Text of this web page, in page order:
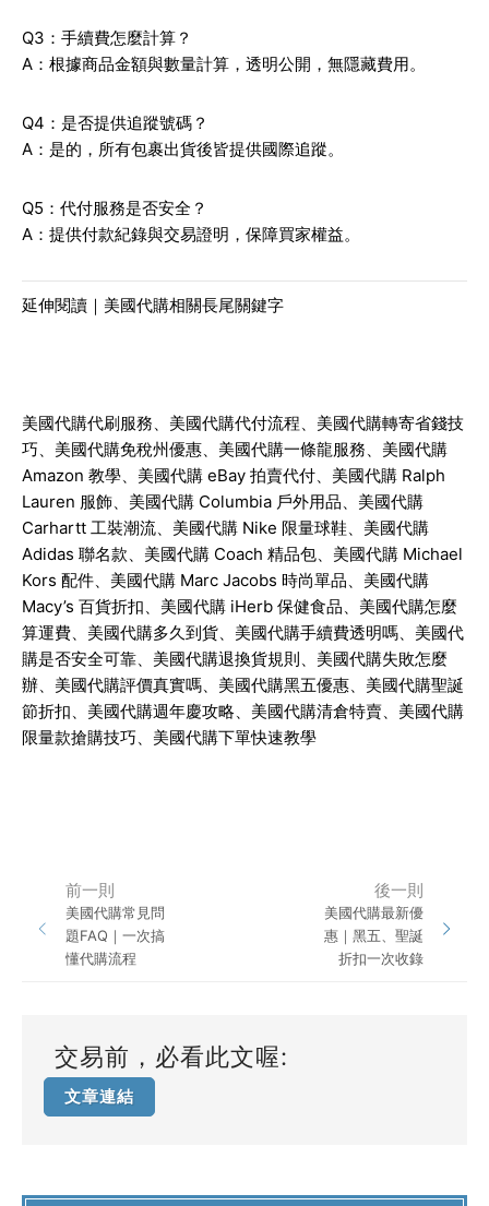
Q3：手續費怎麼計算？
A：根據商品金額與數量計算，透明公開，無隱藏費用。
Q4：是否提供追蹤號碼？
A：是的，所有包裹出貨後皆提供國際追蹤。
Q5：代付服務是否安全？
A：提供付款紀錄與交易證明，保障買家權益。
延伸閱讀｜美國代購相關長尾關鍵字
美國代購代刷服務、美國代購代付流程、美國代購轉寄省錢技
巧、美國代購免稅州優惠、美國代購一條龍服務、美國代購
Amazon 教學、美國代購 eBay 拍賣代付、美國代購 Ralph
Lauren 服飾、美國代購 Columbia 戶外用品、美國代購
Carhartt 工裝潮流、美國代購 Nike 限量球鞋、美國代購
Adidas 聯名款、美國代購 Coach 精品包、美國代購 Michael
Kors 配件、美國代購 Marc Jacobs 時尚單品、美國代購
Macy’s 百貨折扣、美國代購 iHerb 保健食品、美國代購怎麼
算運費、美國代購多久到貨、美國代購手續費透明嗎、美國代
購是否安全可靠、美國代購退換貨規則、美國代購失敗怎麼
辦、美國代購評價真實嗎、美國代購黑五優惠、美國代購聖誕
節折扣、美國代購週年慶攻略、美國代購清倉特賣、美國代購
限量款搶購技巧、美國代購下單快速教學
前一則
美國代購常見問
題FAQ｜一次搞
懂代購流程
後一則
美國代購最新優
惠｜黑五、聖誕
折扣一次收錄
交易前，必看此文喔:
文章連結